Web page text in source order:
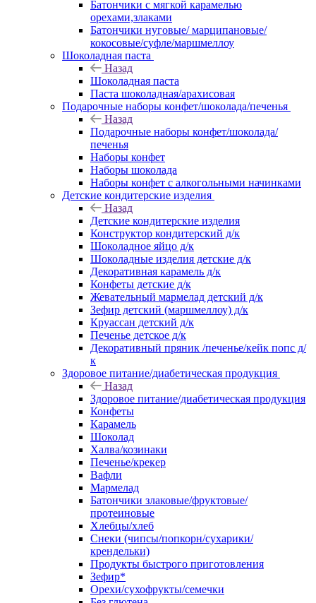
Батончики с мягкой карамелью
орехами,злаками
Батончики нуговые/ марципановые/
кокосовые/суфле/маршмеллоу
Шоколадная паста
Назад
Шоколадная паста
Паста шоколадная/арахисовая
Подарочные наборы конфет/шоколада/печенья
Назад
Подарочные наборы конфет/шоколада/
печенья
Наборы конфет
Наборы шоколада
Наборы конфет с алкогольными начинками
Детские кондитерские изделия
Назад
Детские кондитерские изделия
Конструктор кондитерский д/к
Шоколадное яйцо д/к
Шоколадные изделия детские д/к
Декоративная карамель д/к
Конфеты детские д/к
Жевательный мармелад детский д/к
Зефир детский (маршмеллоу) д/к
Круассан детский д/к
Печенье детское д/к
Декоративный пряник /печенье/кейк попс д/
к
Здоровое питание/диабетическая продукция
Назад
Здоровое питание/диабетическая продукция
Конфеты
Карамель
Шоколад
Халва/козинаки
Печенье/крекер
Вафли
Мармелад
Батончики злаковые/фруктовые/
протеиновые
Хлебцы/хлеб
Снеки (чипсы/попкорн/сухарики/
крендельки)
Продукты быстрого приготовления
Зефир*
Орехи/сухофрукты/семечки